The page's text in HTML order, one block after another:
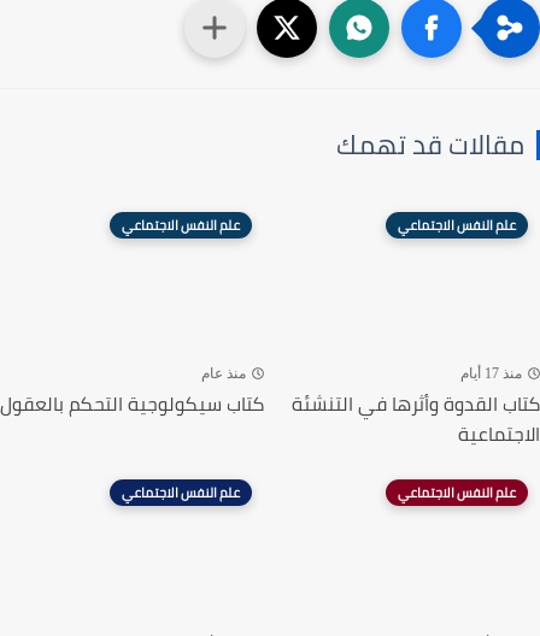
مقالات قد تهمك
علم النفس الاجتماعي
منذ 17 أيام
كتاب القدوة وأثرها في التنشئة
الاجتماعية
علم النفس الاجتماعي
منذ عام
كتاب سيكولوجية التحكم بالعقول
علم النفس الاجتماعي علم النفس الاجتماعي